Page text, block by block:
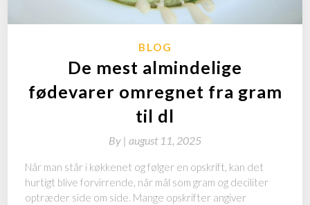
BLOG
De mest almindelige
fødevarer omregnet fra gram
til dl
By | august 11, 2025
Når man står i køkkenet og følger en opskrift, kan det
hurtigt blive forvirrende, når mål som gram og deciliter
optræder side om side. Mange opskrifter angiver